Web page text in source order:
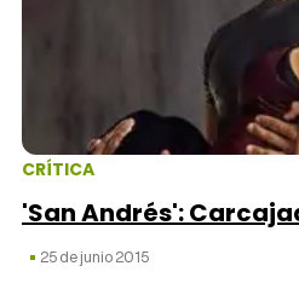
CRÍTICA
'San Andrés':
25 de junio 2015